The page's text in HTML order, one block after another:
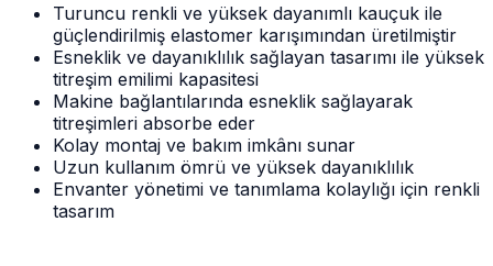
Turuncu renkli ve yüksek dayanımlı kauçuk ile
güçlendirilmiş elastomer karışımından üretilmiştir
Esneklik ve dayanıklılık sağlayan tasarımı ile yüksek
titreşim emilimi kapasitesi
Makine bağlantılarında esneklik sağlayarak
titreşimleri absorbe eder
Kolay montaj ve bakım imkânı sunar
Uzun kullanım ömrü ve yüksek dayanıklılık
Envanter yönetimi ve tanımlama kolaylığı için renkli
tasarım